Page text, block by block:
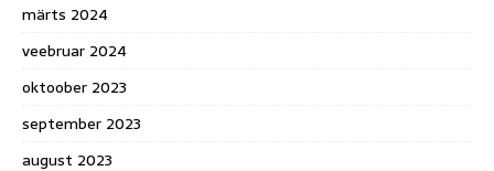
märts 2024
veebruar 2024
oktoober 2023
september 2023
august 2023